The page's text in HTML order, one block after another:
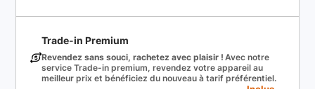
Trade-in Premium
Revendez sans souci, rachetez avec plaisir ! Avec notre
service Trade-in premium, revendez votre appareil au
meilleur prix et bénéficiez du nouveau à tarif préférentiel.